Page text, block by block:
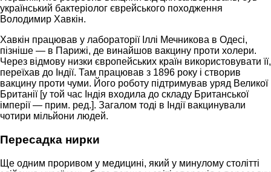
український бактеріолог єврейського походження
Володимир Хавкін.
Хавкін працював у лабораторії Іллі Мечникова в Одесі,
пізніше — в Парижі, де винайшов вакцину проти холери.
Через відмову низки європейських країн використовувати її,
переїхав до Індії. Там працював з 1896 року і створив
вакцину проти чуми. Його роботу підтримував уряд Великої
Британії [у той час Індія входила до складу Британської
імперії — прим. ред.]. Загалом тоді в Індії вакцинували
чотири мільйони людей.
Пересадка нирки
Ще одним проривом у медицині, який у минулому столітті